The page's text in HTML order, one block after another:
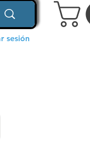
sesión